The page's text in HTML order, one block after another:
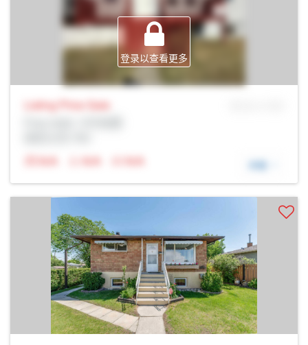
登录以查看更多
Listing Price Sale
N/A
N/A N/A 详细